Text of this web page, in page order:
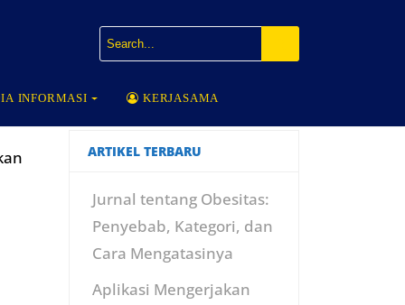
INFORMASI KERJASAMA
ARTIKEL TERBARU
Jurnal tentang Obesitas:
Penyebab, Kategori, dan
Cara Mengatasinya
Aplikasi Mengerjakan